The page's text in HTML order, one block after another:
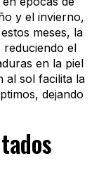
y el invierno,
meses, la
reduciendo el
en la piel
al sol facilita la
dejando